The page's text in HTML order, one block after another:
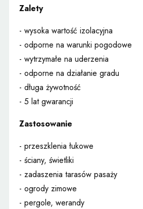
Zalety
- wysoka wartość izolacyjna
- odporne na warunki pogodowe
- wytrzymałe na uderzenia
- odporne na działanie gradu
- długa żywotność
- 5 lat gwarancji
Zastosowanie
- przeszklenia łukowe
- ściany, świetliki
- zadaszenia tarasów pasaży
- ogrody zimowe
- pergole, werandy